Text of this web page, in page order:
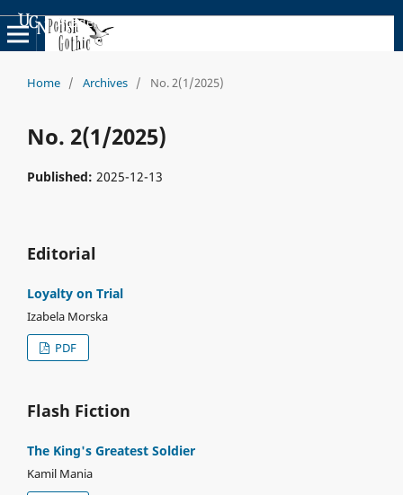
Academic Scientific Journals
Home / Archives / No. 2(1/2025)
No. 2(1/2025)
Published: 2025-12-13
Editorial
Loyalty on Trial
Izabela Morska
PDF
Flash Fiction
The King's Greatest Soldier
Kamil Mania